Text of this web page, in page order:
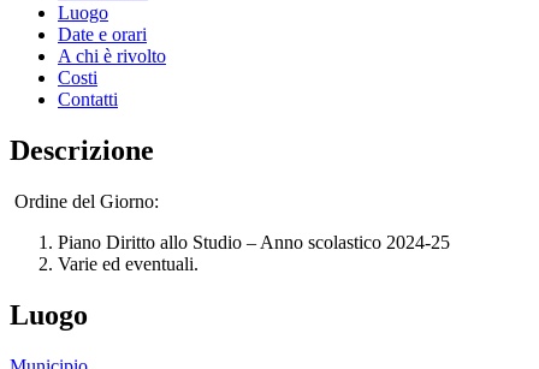
Luogo
Date e orari
A chi è rivolto
Costi
Contatti
Descrizione
Ordine del Giorno:
Piano Diritto allo Studio – Anno scolastico 2024-25
Varie ed eventuali.
Luogo